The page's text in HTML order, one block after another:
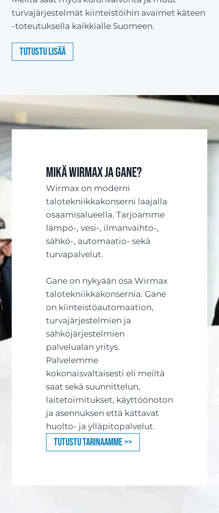
turvajärjestelmät kiinteistöihin avaimet käteen
-toteutuksella kaikkialle Suomeen.
Tutustu lisää
Mikä Wirmax ja Gane?
Wirmax on moderni
talotekniikkakonserni laajalla
osaamisalueella. Tarjoamme
lämpö-, vesi-, ilmanvaihto-,
sähkö-, automaatio- sekä
turvapalvelut.
Gane on nykyään osa Wirmax
talotekniikkakonsernia. Gane
on kiinteistöautomaation,
turvajärjestelmien ja
sähköjärjestelmien
palvelualan yritys.
Palvelemme
kokonaisvaltaisesti eli meiltä
saat sekä suunnittelun,
laitetoimitukset, käyttöönoton
ja asennuksen että kattavat
huolto- ja ylläpitopalvelut.
Tutustu tarinaamme >>